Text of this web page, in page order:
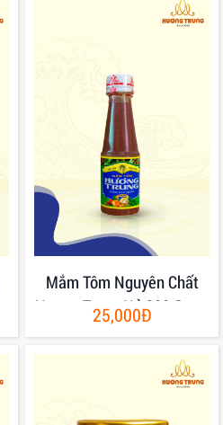
Mắm Tôm Nguyên Chất
Hương Trung Hủ 200 Gram
25,000Đ